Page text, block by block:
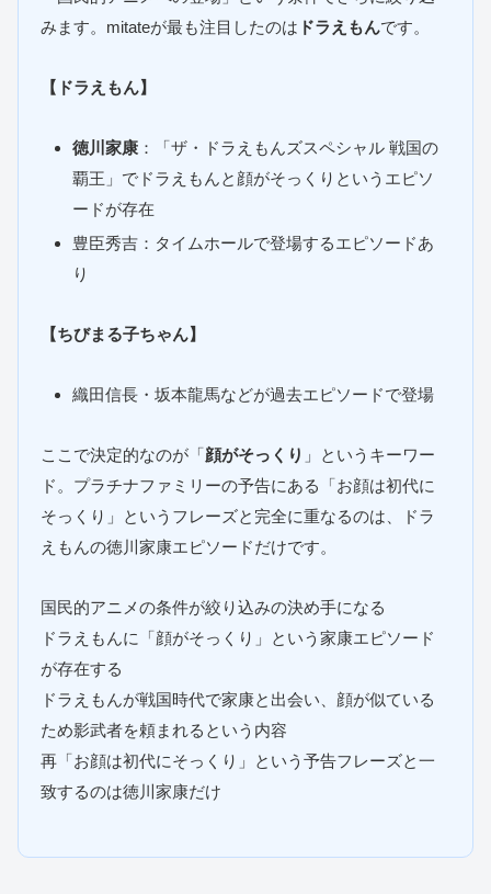
みます。mitateが最も注目したのは ドラえもんです。
【ドラえもん】
徳川家康 ：「ザ・ドラえもんズスペシャル 戦国の
覇王」でドラえもんと顔がそっくりというエピソ
ードが存在
豊臣秀吉：タイムホールで登場するエピソードあ
り
【ちびまる子ちゃん】
織田信長・坂本龍馬などが過去エピソードで登場
ここで決定的なのが「顔がそっくり 」というキーワー
ド。プラチナファミリーの予告にある「お顔は初代に
そっくり」というフレーズと完全に重なるのは、ドラ
えもんの徳川家康エピソードだけです。
国民的アニメの条件が絞り込みの決め手になる
ドラえもんに「顔がそっくり」という家康エピソード
が存在する
ドラえもんが戦国時代で家康と出会い、顔が似ている
ため影武者を頼まれるという内容
再「お顔は初代にそっくり」という予告フレーズと一
致するのは徳川家康だけ